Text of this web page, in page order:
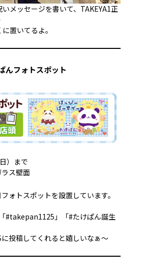
メッセージを書いて、TAKEYA1正
置いてるよ。
フォトスポット
）まで
ス壁面
ォトスポットを設置しています。
#takepan1125」「#たけぱん誕生
投稿してくれると嬉しいなぁ～